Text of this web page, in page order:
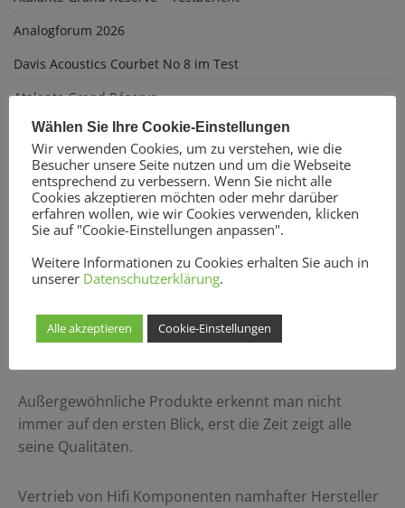
Analogforum 2026
Davis Acoustics Courbet No 8 im Test
Atalante Grand Réserve
On every stage
Interview mit Jacky Lee
Die Musikkammer lädt ein
Außergewöhnliche Produkte erkennt man nicht
immer auf den ersten Blick, erst die Zeit zeigt alle
seine Qualitäten.
Vertrieb von Hifi Komponenten namhafter Hersteller
Wählen Sie Ihre Cookie-Einstellungen
Wir verwenden Cookies, um zu verstehen, wie die
Besucher unsere Seite nutzen und um die Webseite
entsprechend zu verbessern. Wenn Sie nicht alle
Cookies akzeptieren möchten oder mehr darüber
erfahren wollen, wie wir Cookies verwenden, klicken
Sie auf "Cookie-Einstellungen anpassen".
Weitere Informationen zu Cookies erhalten Sie auch in
unserer Datenschutzerklärung.
Alle akzeptieren Cookie-Einstellungen